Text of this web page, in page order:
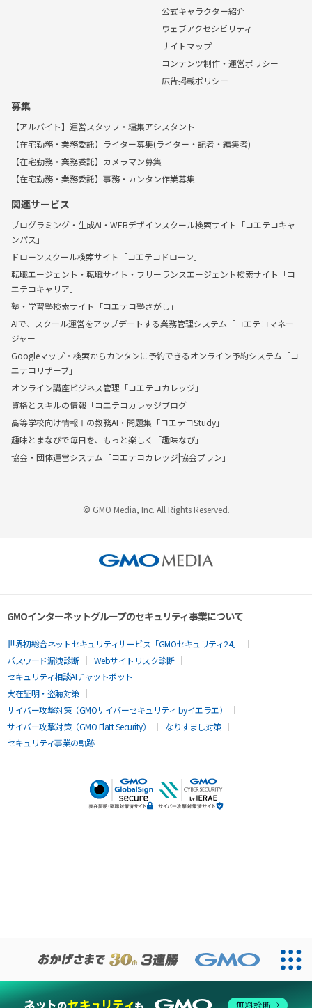
公式キャラクター紹介
ウェブアクセシビリティ
サイトマップ
コンテンツ制作・運営ポリシー
広告掲載ポリシー
募集
【アルバイト】運営スタッフ・編集アシスタント
【在宅勤務・業務委託】ライター募集(ライター・記者・編集者)
【在宅勤務・業務委託】カメラマン募集
【在宅勤務・業務委託】事務・カンタン作業募集
関連サービス
プログラミング・生成AI・WEBデザインスクール検索サイト「コエテコキャ
ンパス」
ドローンスクール検索サイト「コエテコドローン」
転職エージェント・転職サイト・フリーランスエージェント検索サイト「コ
エテコキャリア」
塾・学習塾検索サイト「コエテコ塾さがし」
AIで、スクール運営をアップデートする業務管理システム「コエテコマネー
ジャー」
Googleマップ・検索からカンタンに予約できるオンライン予約システム「コ
エテコリザーブ」
オンライン講座ビジネス管理「コエテコカレッジ」
資格とスキルの情報「コエテコカレッジブログ」
高等学校向け情報Ⅰの教務AI・問題集「コエテコStudy」
趣味とまなびで毎日を、もっと楽しく「趣味なび」
協会・団体運営システム「コエテコカレッジ|協会プラン」
© GMO Media, Inc. All Rights Reserved.
GMOインターネットグループのセキュリティ事業について
世界初総合ネットセキュリティサービス「GMOセキュリティ24」
パスワード漏洩診断
Webサイトリスク診断
セキュリティ相談AIチャットボット
実在証明・盗聴対策
サイバー攻撃対策（GMOサイバーセキュリティ byイエラエ）
サイバー攻撃対策（GMO Flatt Security）
なりすまし対策
セキュリティ事業の軌跡
無料診断